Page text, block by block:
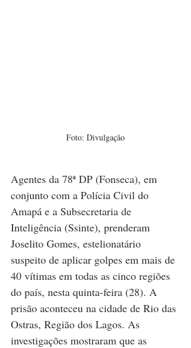
Foto: Divulgação
Agentes da 78ª DP (Fonseca), em
conjunto com a Polícia Civil do
Amapá e a Subsecretaria de
Inteligência (Ssinte), prenderam
Joselito Gomes, estelionatário
suspeito de aplicar golpes em mais de
40 vítimas em todas as cinco regiões
do país, nesta quinta-feira (28). A
prisão aconteceu na cidade de Rio das
Ostras, Região dos Lagos. As
investigações mostraram que as